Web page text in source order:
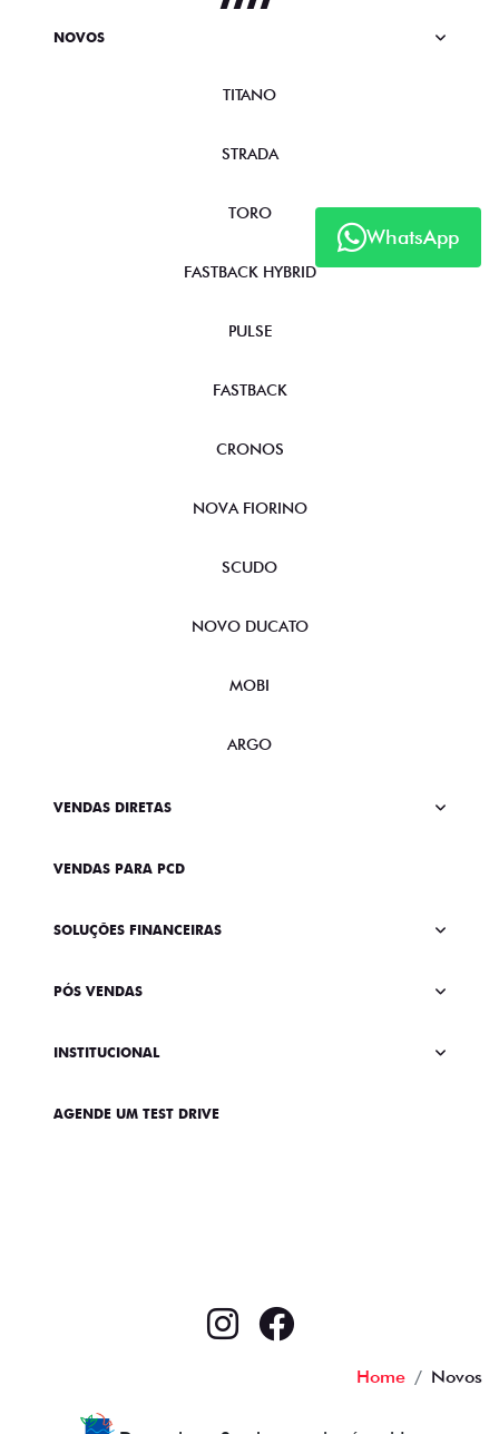
WhatsApp
NOVOS
TITANO
STRADA
TORO
FASTBACK HYBRID
PULSE
FASTBACK
CRONOS
NOVA FIORINO
SCUDO
NOVO DUCATO
MOBI
ARGO
VENDAS DIRETAS
VENDAS PARA PCD
SOLUÇÕES FINANCEIRAS
PÓS VENDAS
INSTITUCIONAL
AGENDE UM TEST DRIVE
Home Novos